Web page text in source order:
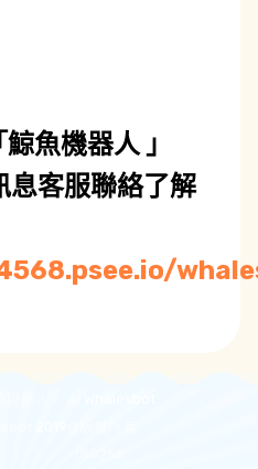
魚機器人 」
息客服聯絡了解